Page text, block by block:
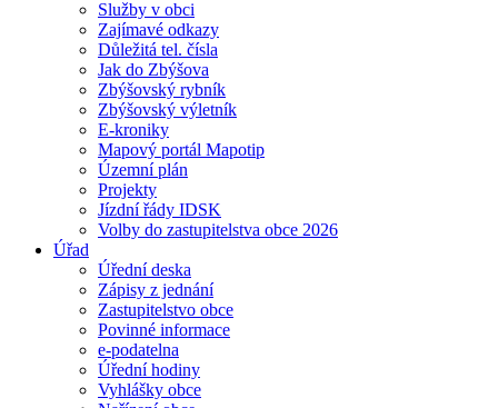
Služby v obci
Zajímavé odkazy
Důležitá tel. čísla
Jak do Zbýšova
Zbýšovský rybník
Zbýšovský výletník
E-kroniky
Mapový portál Mapotip
Územní plán
Projekty
Jízdní řády IDSK
Volby do zastupitelstva obce 2026
Úřad
Úřední deska
Zápisy z jednání
Zastupitelstvo obce
Povinné informace
e-podatelna
Úřední hodiny
Vyhlášky obce